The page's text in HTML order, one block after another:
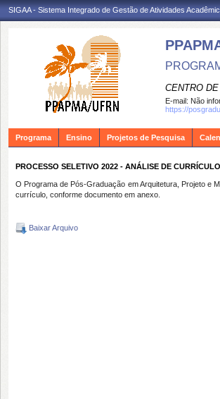
SIGAA - Sistema Integrado de Gestão de Atividades
CENTRO
E-mail: Não
https://
Programa Ensino Projetos de Pesquisa
PROCESSO SELETIVO 2022 - ANÁLISE DE CURRÍCULO
O Programa de Pós-Graduação em Arquitetura, Projeto e
currículo, conforme documento em anexo.
Baixar Arquivo